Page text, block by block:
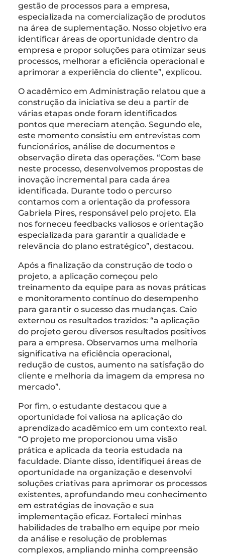
gestão de processos para a empresa,
especializada na comercialização de produtos
na área de suplementação. Nosso objetivo era
identificar áreas de oportunidade dentro da
empresa e propor soluções para otimizar seus
processos, melhorar a eficiência operacional e
aprimorar a experiência do cliente”, explicou.
O acadêmico em Administração relatou que a
construção da iniciativa se deu a partir de
várias etapas onde foram identificados
pontos que mereciam atenção. Segundo ele,
este momento consistiu em entrevistas com
funcionários, análise de documentos e
observação direta das operações. “Com base
neste processo, desenvolvemos propostas de
inovação incremental para cada área
identificada. Durante todo o percurso
contamos com a orientação da professora
Gabriela Pires, responsável pelo projeto. Ela
nos forneceu feedbacks valiosos e orientação
especializada para garantir a qualidade e
relevância do plano estratégico”, destacou.
Após a finalização da construção de todo o
projeto, a aplicação começou pelo
treinamento da equipe para as novas práticas
e monitoramento contínuo do desempenho
para garantir o sucesso das mudanças. Caio
externou os resultados trazidos: “a aplicação
do projeto gerou diversos resultados positivos
para a empresa. Observamos uma melhoria
significativa na eficiência operacional,
redução de custos, aumento na satisfação do
cliente e melhoria da imagem da empresa no
mercado”.
Por fim, o estudante destacou que a
oportunidade foi valiosa na aplicação do
aprendizado acadêmico em um contexto real.
“O projeto me proporcionou uma visão
prática e aplicada da teoria estudada na
faculdade. Diante disso, identifiquei áreas de
oportunidade na organização e desenvolvi
soluções criativas para aprimorar os processos
existentes, aprofundando meu conhecimento
em estratégias de inovação e sua
implementação eficaz. Fortaleci minhas
habilidades de trabalho em equipe por meio
da análise e resolução de problemas
complexos, ampliando minha compreensão